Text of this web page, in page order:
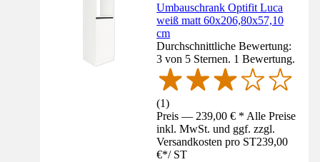
Umbauschrank Optifit Luca
weiß matt 60x206,80x57,10
cm
Durchschnittliche Bewertung:
3 von 5 Sternen. 1 Bewertung.
(1)
Preis — 239,00 € * Alle Preise
inkl. MwSt. und ggf. zzgl.
Versandkosten pro ST239,00
€*/ ST